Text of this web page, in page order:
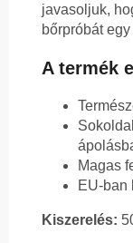
javasoljuk,
bőrpróbát
A termék
Magas
EU-ban
Kiszerelés: